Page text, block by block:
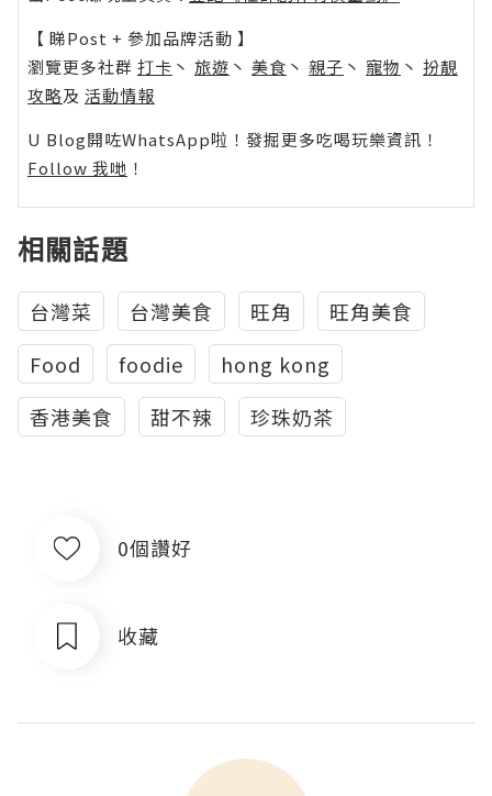
【 睇Post + 參加品牌活動 】
瀏覽更多社群 打卡 丶 旅遊 丶 美食 丶 親子 丶 寵物 丶 扮靚
攻略及 活動情報
U Blog開咗WhatsApp啦！發掘更多吃喝玩樂資訊！
Follow 我哋 ！
相關話題
台灣菜 台灣美食 旺角
旺角美食
Food
foodie
hong kong
香港美食
甜不辣 珍珠奶茶
0個讚好
收藏